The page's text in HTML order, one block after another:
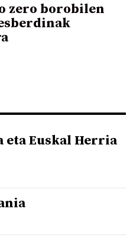
zero borobilen
eta Euskal Herria